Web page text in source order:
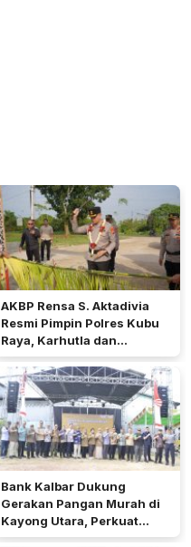
AKBP Rensa S. Aktadivia
Resmi Pimpin Polres Kubu
Raya, Karhutla dan
Pelayanan Publik Jadi
Prioritas
Bank Kalbar Dukung
Gerakan Pangan Murah di
Kayong Utara, Perkuat
Akses Keuangan